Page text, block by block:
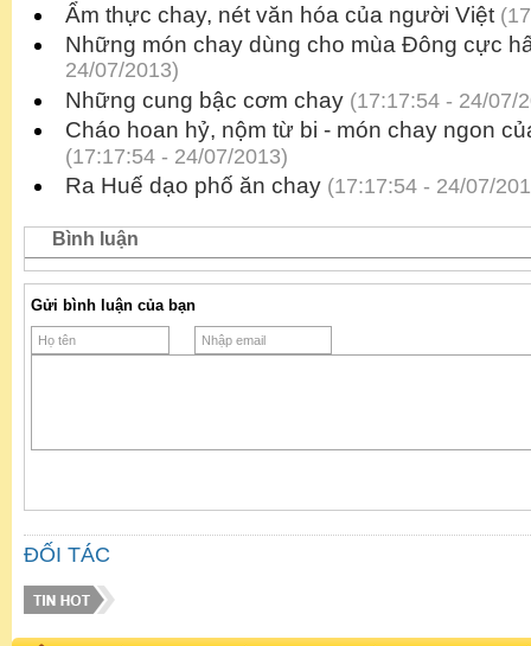
Ẩm thực chay, nét văn hóa của người Việt
Những món chay dùng cho mùa Đông cực
24/07/2013)
Những cung bậc cơm chay (17:17:54 - 24/07/
Cháo hoan hỷ, nộm từ bi - món chay ngon
(17:17:54 - 24/07/2013)
Ra Huế dạo phố ăn chay (17:17:54 - 24/07/
Bình luận
Gửi bình luận của bạn
ĐỐI TÁC